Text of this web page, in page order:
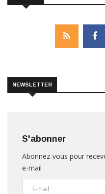
NEWSLETTER
S'abonner
Abonnez-vous pour
e-mail